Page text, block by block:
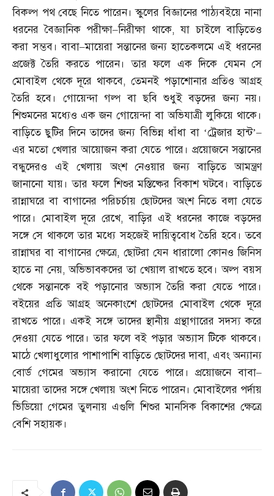
বিকল্প পথ বেছে নিতে পারেন। স্কুলের বিজ্ঞানের পাঠ্যবইয়ে নানা
ধরনের বৈজ্ঞানিক পরীক্ষা–নিরীক্ষা থাকে,যা চাইলে বাড়িতেও
করা সম্ভব। বাবা–মায়েরা সন্তানের জন্য হাতেকলমে এই ধরনের
প্রজেক্ট তৈরি করতে পারেন। তার ফলে এক দিকে যেমন সে
মোবাইল থেকে দূরে থাকবে, তেমনই পড়াশোনার প্রতিও আগ্রহ
তৈরি হবে। গোয়েন্দা গল্প বা ছবি শুধুই বড়দের জন্য নয়।
শিশুমনের মধ্যেও এক জন গোয়েন্দা বা অভিযাত্রী লুকিয়ে থাকে।
বাড়িতে ছুটির দিনে তাদের জন্য বিভিন্ন ধাঁধা বা ‘ট্রেজার হান্ট’–
এর মতো খেলার আয়োজন করা যেতে পারে। প্রয়োজনে সন্তানের
বন্ধুদেরও এই খেলায় অংশ নেওয়ার জন্য বাড়িতে আমন্ত্রণ
জানানো যায়। তার ফলে শিশুর মস্তিষ্কের বিকাশ ঘটবে। বাড়িতে
রান্নাঘরে বা বাগানের পরিচর্চায় ছোটদের অংশ নিতে বলা যেতে
পারে। মোবাইল দূরে রেখে,বাড়ির এই ধরনের কাজে বড়দের
সঙ্গে সে থাকলে তার মধ্যে সহজেই দায়িত্ববোধ তৈরি হবে। তবে
রান্নাঘর বা বাগানের ক্ষেত্রে, ছোটরা যেন ধারালো কোনও জিনিস
হাতে না নেয়,অভিভাবকদের তা খেয়াল রাখতে হবে। অল্প বয়স
থেকে সন্তানকে বই পড়ানোর অভ্যাস তৈরি করা যেতে পারে।
বইয়ের প্রতি আগ্রহ অনেকাংশে ছোটদের মোবাইল থেকে দূরে
রাখতে পারে। একই সঙ্গে তাদের স্থানীয় গ্রন্থাগারের সদস্য করে
দেওয়া যেতে পারে। তার ফলে বই পড়ার অভ্যাস টিকে থাকবে।
মাঠে খেলাধুলোর পাশাপাশি বাড়িতে ছোটদের দাবা, এবং অন্যান্য
বোর্ড গেমের অভ্যাস করানো যেতে পারে। প্রয়োজনে বাবা–
মায়েরা তাদের সঙ্গে খেলায় অংশ নিতে পারেন। মোবাইলের পর্দায়
ভিডিয়ো গেমের তুলনায় এগুলি শিশুর মানসিক বিকাশের ক্ষেত্রে
বেশি সহায়ক।